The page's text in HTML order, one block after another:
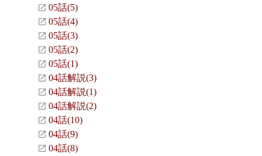
05話(5)
05話(4)
05話(3)
05話(2)
05話(1)
04話解説(3)
04話解説(1)
04話解説(2)
04話(10)
04話(9)
04話(8)